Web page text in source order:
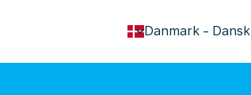
Danmark - Dansk
keyboard_arrow_down